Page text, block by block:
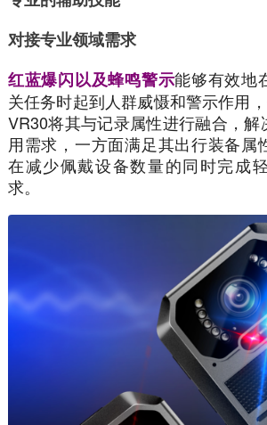
对接专业领域需求
红蓝爆闪以及蜂鸣警示能够有效地
关任务时起到人群威慑和警示作用
VR30将其与记录属性进行融合，
用需求，一方面满足其出行装备属
在减少佩戴设备数量的同时完成
求。